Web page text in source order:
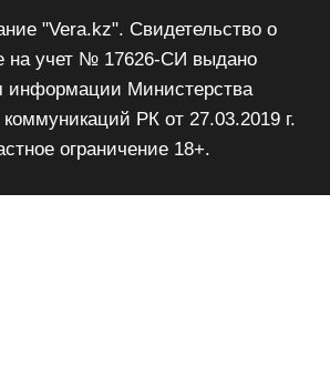
"Vera.kz". Свидетельство о
на учет № 17626-СИ выдано
информации Министерства
РК от 27.03.2019 г.
ограничение 18+.